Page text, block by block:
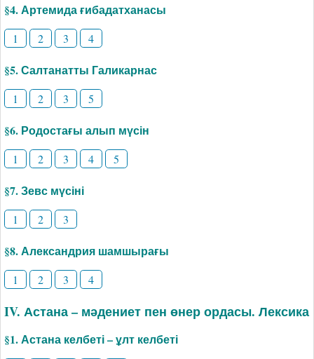
§4. Артемида ғибадатханасы
1 2 3 4
§5. Салтанатты Галикарнас
1 2 3 5
§6. Родостағы алып мүсін
1 2 3 4 5
§7. Зевс мүсіні
1 2 3
§8. Александрия шамшырағы
1 2 3 4
IV. Астана – мәдениет пен өнер ордасы. Лексика
§1. Астана келбеті – ұлт келбеті